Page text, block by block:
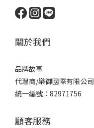
關於我們
品牌故事
代理商/樂御國際有限公司
統一編號：82971756
顧客服務